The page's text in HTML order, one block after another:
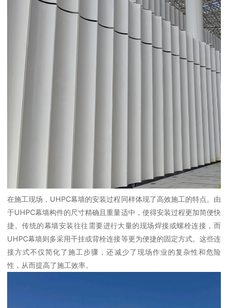
在施工现场，UHPC幕墙的安装过程同样体现了高效施工的特点。由
于UHPC幕墙构件的尺寸精确且重量适中，使得安装过程更加简便快
捷。传统的幕墙安装往往需要进行大量的现场焊接或螺栓连接，而
UHPC幕墙则多采用干挂或背栓连接等更为便捷的固定方式。这些连
接方式不仅简化了施工步骤，还减少了现场作业的复杂性和危险
性，从而提高了施工效率。